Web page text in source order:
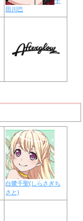
田川巴
白鷺千聖(しらさぎち
さと)